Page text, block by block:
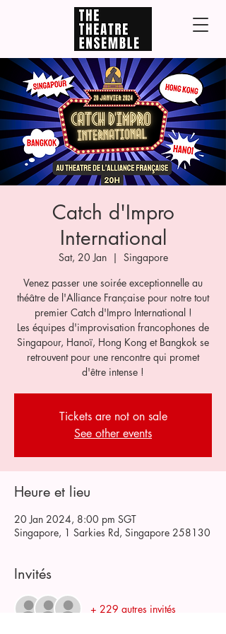
Catch d'Impro
International
Sat, 20 Jan
  |
Singapore
Venez passer une soirée exceptionnelle au
théâtre de l'Alliance Française pour notre tout
premier Catch d'Impro International !
Les équipes d'improvisation francophones de
Singapour, Hanoï, Hong Kong et Bangkok se
retrouvent pour une rencontre qui promet
d'être intense !
Tickets are not on sale
See other events
Heure et lieu
20 Jan 2024, 8:00 pm SGT
Singapore, 1 Sarkies Rd, Singapore 258130
Invités
+ 229 autres invités